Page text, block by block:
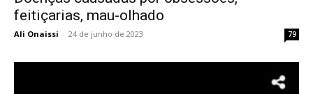
feitiçarias, mau-olhado
Ali Onaissi - 24 de junho de 2023 79